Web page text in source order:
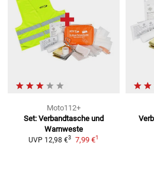
Moto112+
Set: Verbandtasche und
Warnweste
UVP 12,98 €3 7,99 €1